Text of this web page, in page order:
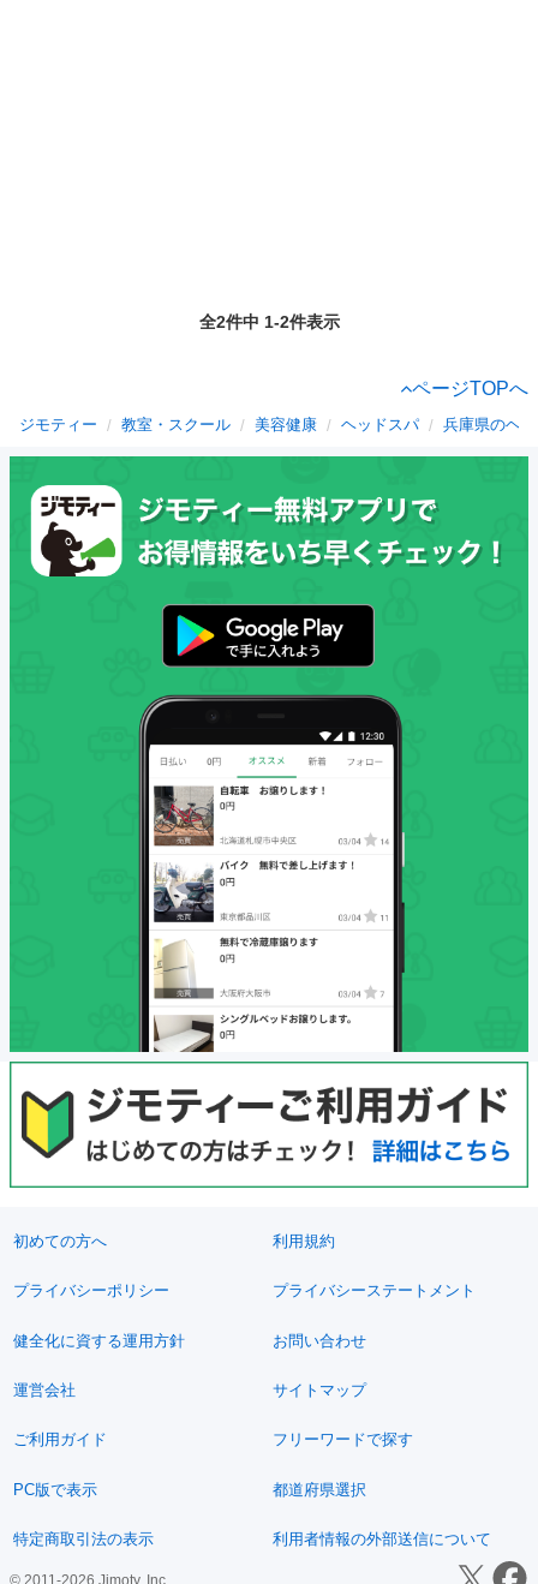
全2件中 1-2件表示
ページTOPへ
ジモティー 教室・スクール 美容健康 ヘッドスパ 兵庫県のヘ
初めての方へ 利用規約
プライバシーポリシー プライバシーステートメント
健全化に資する運用方針 お問い合わせ
運営会社 サイトマップ
ご利用ガイド フリーワードで探す
PC版で表示 都道府県選択
特定商取引法の表示 利用者情報の外部送信について
© 2011-2026 Jimoty, Inc.